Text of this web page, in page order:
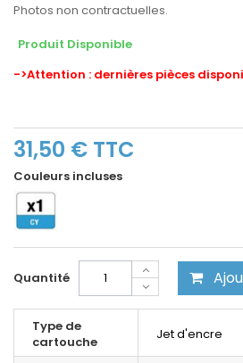
Photos non contractuelles.
Produit Disponible
->Attention : dernières pièces
31,50 € TTC
Couleurs incluses
Quantité
Type de
cartouche
Jet d'encre